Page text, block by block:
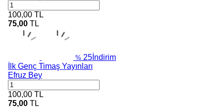
100,00 TL
75,00 TL
% 25 İndirim
İlk Genç Timaş Yayınları
Efruz Bey
100,00 TL
75,00 TL